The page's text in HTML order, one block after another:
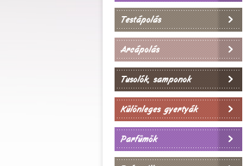
Testápolás
Arcápolás
Tusolók, samponok
Különleges gyertyák
Parfümök